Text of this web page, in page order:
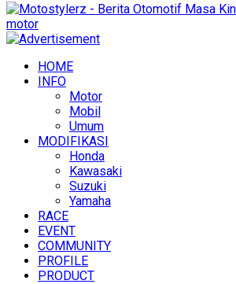
HOME
INFO
Motor
Mobil
Umum
MODIFIKASI
Honda
Kawasaki
Suzuki
Yamaha
RACE
EVENT
COMMUNITY
PROFILE
PRODUCT